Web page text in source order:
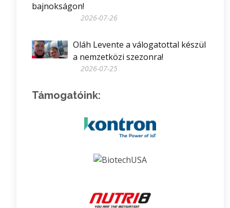
bajnokságon!
2026-07-26
Oláh Levente a válogatottal készül
a nemzetközi szezonra!
2026-07-25
Támogatóink: